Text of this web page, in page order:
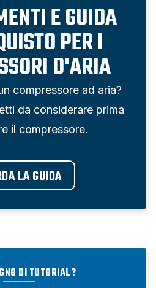
E GUIDA
PER I
D'ARIA
compressore ad aria?
da considerare prima
il compressore.
LA GUIDA
DI TUTORIAL?